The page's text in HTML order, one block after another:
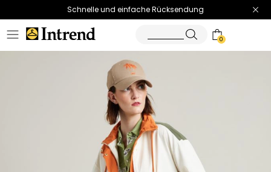
Schnelle und einfache Rücksendung
0